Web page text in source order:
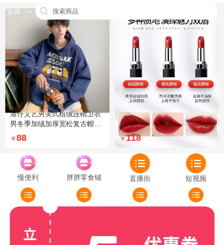
全国
港仔文艺男美式植绒连帽卫衣
男冬季加绒加厚宽松复古帽衫
外套 XXL 加绒 5XL 灰色加绒
￥ 88
Dior迪奥全新烈艳蓝金口红品
牌授权经典藤格纹饰带丝绒质
地999色号传奇红唇哑光 哑光
￥118
慢便利 胖胖零食铺 直播街 短视频